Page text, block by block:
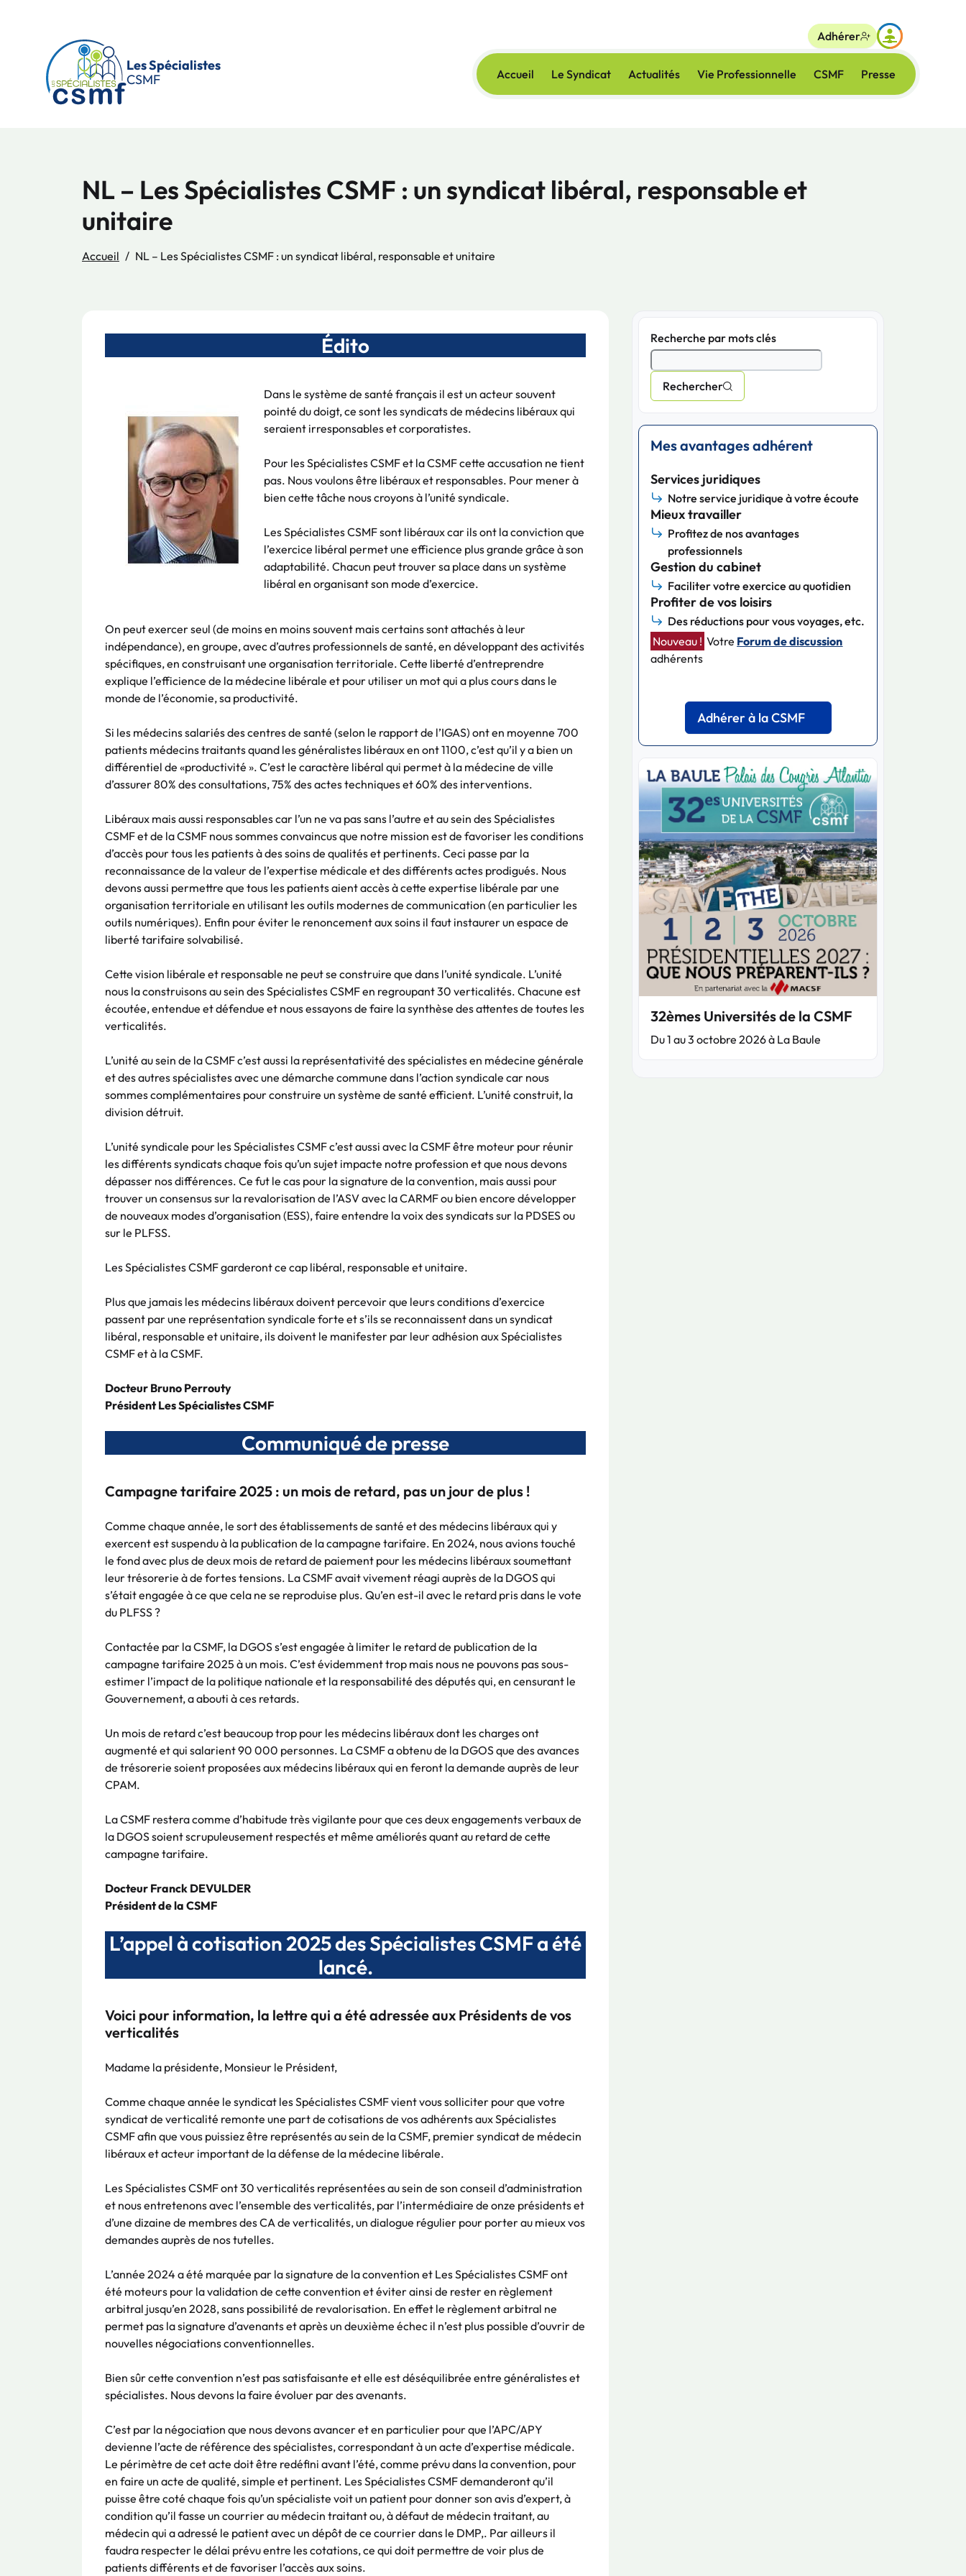
Les Spécialistes
CSMF
Accueil Le Syndicat Actualités Vie Professionnelle CSMF Presse
Adhérer
NL – Les Spécialistes CSMF : un syndicat libéral, responsable et
unitaire
Accueil NL – Les Spécialistes CSMF : un syndicat libéral, responsable et unitaire
Édito
Dans le système de santé français il est un acteur souvent
pointé du doigt, ce sont les syndicats de médecins libéraux qui
seraient irresponsables et corporatistes.
Pour les Spécialistes CSMF et la CSMF cette accusation ne tient
pas. Nous voulons être libéraux et responsables. Pour mener à
bien cette tâche nous croyons à l’unité syndicale.
Les Spécialistes CSMF sont libéraux car ils ont la conviction que
l’exercice libéral permet une efficience plus grande grâce à son
adaptabilité. Chacun peut trouver sa place dans un système
libéral en organisant son mode d’exercice.
On peut exercer seul (de moins en moins souvent mais certains sont attachés à leur
indépendance), en groupe, avec d’autres professionnels de santé, en développant des activités
spécifiques, en construisant une organisation territoriale. Cette liberté d’entreprendre
explique l’efficience de la médecine libérale et pour utiliser un mot qui a plus cours dans le
monde de l’économie, sa productivité.
Si les médecins salariés des centres de santé (selon le rapport de l’IGAS) ont en moyenne 700
patients médecins traitants quand les généralistes libéraux en ont 1100, c’est qu’il y a bien un
différentiel de «productivité ». C’est le caractère libéral qui permet à la médecine de ville
d’assurer 80% des consultations, 75% des actes techniques et 60% des interventions.
Libéraux mais aussi responsables car l’un ne va pas sans l’autre et au sein des Spécialistes
CSMF et de la CSMF nous sommes convaincus que notre mission est de favoriser les conditions
d’accès pour tous les patients à des soins de qualités et pertinents. Ceci passe par la
reconnaissance de la valeur de l’expertise médicale et des différents actes prodigués. Nous
devons aussi permettre que tous les patients aient accès à cette expertise libérale par une
organisation territoriale en utilisant les outils modernes de communication (en particulier les
outils numériques). Enfin pour éviter le renoncement aux soins il faut instaurer un espace de
liberté tarifaire solvabilisé.
Cette vision libérale et responsable ne peut se construire que dans l’unité syndicale. L’unité
nous la construisons au sein des Spécialistes CSMF en regroupant 30 verticalités. Chacune est
écoutée, entendue et défendue et nous essayons de faire la synthèse des attentes de toutes les
verticalités.
L’unité au sein de la CSMF c’est aussi la représentativité des spécialistes en médecine générale
et des autres spécialistes avec une démarche commune dans l’action syndicale car nous
sommes complémentaires pour construire un système de santé efficient. L’unité construit, la
division détruit.
L’unité syndicale pour les Spécialistes CSMF c’est aussi avec la CSMF être moteur pour réunir
les différents syndicats chaque fois qu’un sujet impacte notre profession et que nous devons
dépasser nos différences. Ce fut le cas pour la signature de la convention, mais aussi pour
trouver un consensus sur la revalorisation de l’ASV avec la CARMF ou bien encore développer
de nouveaux modes d’organisation (ESS), faire entendre la voix des syndicats sur la PDSES ou
sur le PLFSS.
Les Spécialistes CSMF garderont ce cap libéral, responsable et unitaire.
Plus que jamais les médecins libéraux doivent percevoir que leurs conditions d’exercice
passent par une représentation syndicale forte et s’ils se reconnaissent dans un syndicat
libéral, responsable et unitaire, ils doivent le manifester par leur adhésion aux Spécialistes
CSMF et à la CSMF.
Docteur Bruno Perrouty
Président Les Spécialistes CSMF
Communiqué de presse
Campagne tarifaire 2025 : un mois de retard, pas un jour de plus !
Comme chaque année, le sort des établissements de santé et des médecins libéraux qui y
exercent est suspendu à la publication de la campagne tarifaire. En 2024, nous avions touché
le fond avec plus de deux mois de retard de paiement pour les médecins libéraux soumettant
leur trésorerie à de fortes tensions. La CSMF avait vivement réagi auprès de la DGOS qui
s’était engagée à ce que cela ne se reproduise plus. Qu’en est-il avec le retard pris dans le vote
du PLFSS ?
Contactée par la CSMF, la DGOS s’est engagée à limiter le retard de publication de la
campagne tarifaire 2025 à un mois. C’est évidemment trop mais nous ne pouvons pas sous-
estimer l’impact de la politique nationale et la responsabilité des députés qui, en censurant le
Gouvernement, a abouti à ces retards.
Un mois de retard c’est beaucoup trop pour les médecins libéraux dont les charges ont
augmenté et qui salarient 90 000 personnes. La CSMF a obtenu de la DGOS que des avances
de trésorerie soient proposées aux médecins libéraux qui en feront la demande auprès de leur
CPAM.
La CSMF restera comme d’habitude très vigilante pour que ces deux engagements verbaux de
la DGOS soient scrupuleusement respectés et même améliorés quant au retard de cette
campagne tarifaire.
Docteur Franck DEVULDER
Président de la CSMF
L’appel à cotisation 2025 des Spécialistes CSMF a été
lancé.
Voici pour information, la lettre qui a été adressée aux Présidents de vos
verticalités
Madame la présidente, Monsieur le Président,
Comme chaque année le syndicat les Spécialistes CSMF vient vous solliciter pour que votre
syndicat de verticalité remonte une part de cotisations de vos adhérents aux Spécialistes
CSMF afin que vous puissiez être représentés au sein de la CSMF, premier syndicat de médecin
libéraux et acteur important de la défense de la médecine libérale.
Les Spécialistes CSMF ont 30 verticalités représentées au sein de son conseil d’administration
et nous entretenons avec l’ensemble des verticalités, par l’intermédiaire de onze présidents et
d’une dizaine de membres des CA de verticalités, un dialogue régulier pour porter au mieux vos
demandes auprès de nos tutelles.
L’année 2024 a été marquée par la signature de la convention et Les Spécialistes CSMF ont
été moteurs pour la validation de cette convention et éviter ainsi de rester en règlement
arbitral jusqu’en 2028, sans possibilité de revalorisation. En effet le règlement arbitral ne
permet pas la signature d’avenants et après un deuxième échec il n’est plus possible d’ouvrir de
nouvelles négociations conventionnelles.
Bien sûr cette convention n’est pas satisfaisante et elle est déséquilibrée entre généralistes et
spécialistes. Nous devons la faire évoluer par des avenants.
C’est par la négociation que nous devons avancer et en particulier pour que l’APC/APY
devienne l’acte de référence des spécialistes, correspondant à un acte d’expertise médicale.
Le périmètre de cet acte doit être redéfini avant l’été, comme prévu dans la convention, pour
en faire un acte de qualité, simple et pertinent. Les Spécialistes CSMF demanderont qu’il
puisse être coté chaque fois qu’un spécialiste voit un patient pour donner son avis d’expert, à
condition qu’il fasse un courrier au médecin traitant ou, à défaut de médecin traitant, au
médecin qui a adressé le patient avec un dépôt de ce courrier dans le DMP,. Par ailleurs il
faudra respecter le délai prévu entre les cotations, ce qui doit permettre de voir plus de
patients différents et de favoriser l’accès aux soins.
Recherche par mots clés
Rechercher
Mes avantages adhérent
Services juridiques
Notre service juridique à votre écoute
Mieux travailler
Profitez de nos avantages
professionnels
Gestion du cabinet
Faciliter votre exercice au quotidien
Profiter de vos loisirs
Des réductions pour vous voyages, etc.
Nouveau ! Votre Forum de discussion
adhérents
Adhérer à la CSMF
32èmes Universités de la CSMF
Du 1 au 3 octobre 2026 à La Baule